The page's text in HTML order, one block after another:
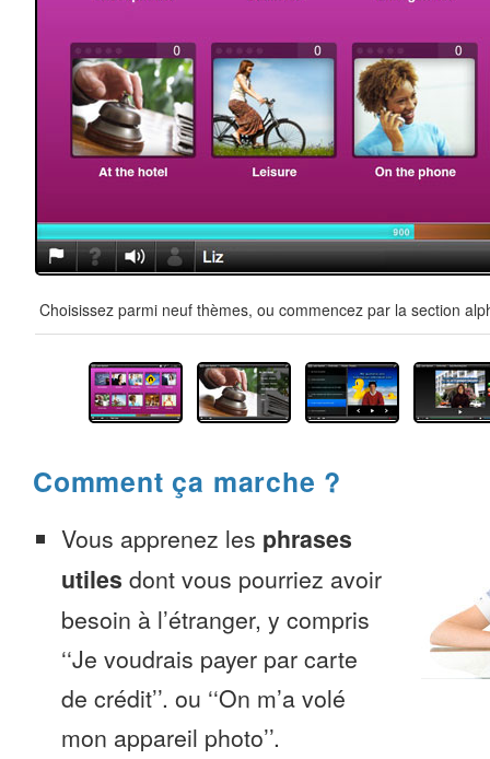
Choisissez parmi neuf thèmes, ou commencez par la section
Comment ça marche ?
Vous apprenez les phrases
utiles dont vous pourriez avoir
besoin à l’étranger, y compris
‘‘Je voudrais payer par carte
de crédit’’. ou ‘‘On m’a volé
mon appareil photo’’.